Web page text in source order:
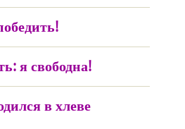
я свободна!
в хлеве